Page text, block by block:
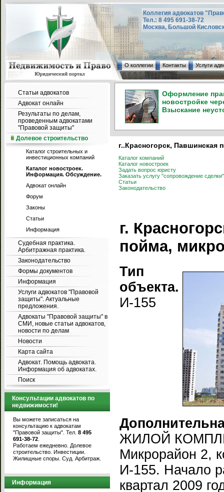
Коллегия адвокатов
Тел.: 8 495 691-38-72
Москва, Большой
О коллегии Контакты Услуги
Статьи адвокатов
Адвокат онлайн
Результаты по делам,
проведенным адвокатами
"Правовой защиты"
Долевое строительство
Каталог строительных и
инвестиционных компаний
Каталог новостроек.
Информация. Обсуждение.
Адвокат онлайн
Форум
Законы
Статьи
Информация
Судебная практика.
Арбитражная практика.
Законодательство
Формы документов
Информация
Услуги адвокатов "Правовой
защиты". Актуальные
предложения.
Адвокаты "Правовой защиты" в
СМИ, новые статьи адвокатов,
новости по делам
Новости
Карта сайта
Адвокат. Помощь адвоката.
Информация об адвокатах.
Поиск
Консультации адвокатов по
недвижимости!
Вы можете записаться на
консультацию к адвокатам
"Правовой защиты". Тел. 8 495
691-38-72
Работаем ежедневно. Долевое
строительство. Инвестиции.
Жилищные споры. Суд. Арбитраж.
Информация
Оформление
новостройке
Взыскание
г..Красногорск, Павшинская
Каталог компаний
Каталог новостроек
Задать вопрос юристу
Заказать услугу "сопровождение сделки"
Статьи
Законодательство
г.
пойма,
Тип
объекта.
И-155
ЖИЛОЙ
Микрорайон 2,
И-155. Начало
квартал 2009